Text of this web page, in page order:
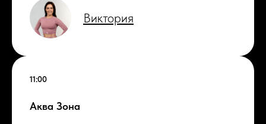
Виктория
11:00
Аква Зона